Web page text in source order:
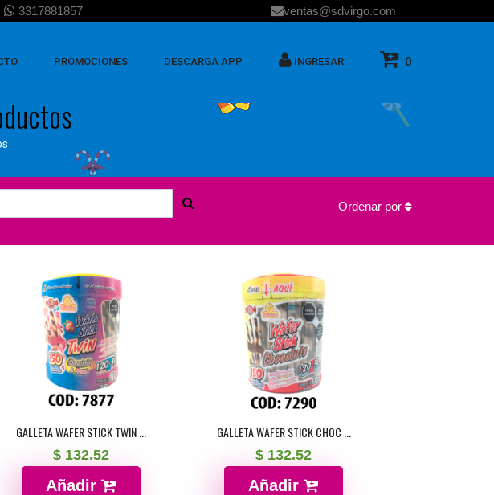
3317881857 ventas@sdvirgo.com
PROMOCIONES DESCARGA APP INGRESAR 0
Ordenar por
GALLETA WAFER STICK TWIN ...
$ 132.52
Añadir
GALLETA WAFER STICK CHOC ...
$ 132.52
Añadir